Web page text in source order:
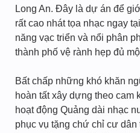
Long An. Đây là dự án để
rất cao nhát tọa nhạc ngay
năng vạc triển và nổi phân
thành phố vệ rành hẹp đủ
Bất chấp những khó khăn
hoàn tất xây dựng theo cam
hoạt động Quảng dài nhạc
phục vụ tặng chứ chỉ cư dân